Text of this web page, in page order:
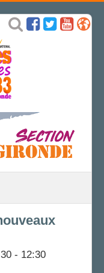
- 12:30